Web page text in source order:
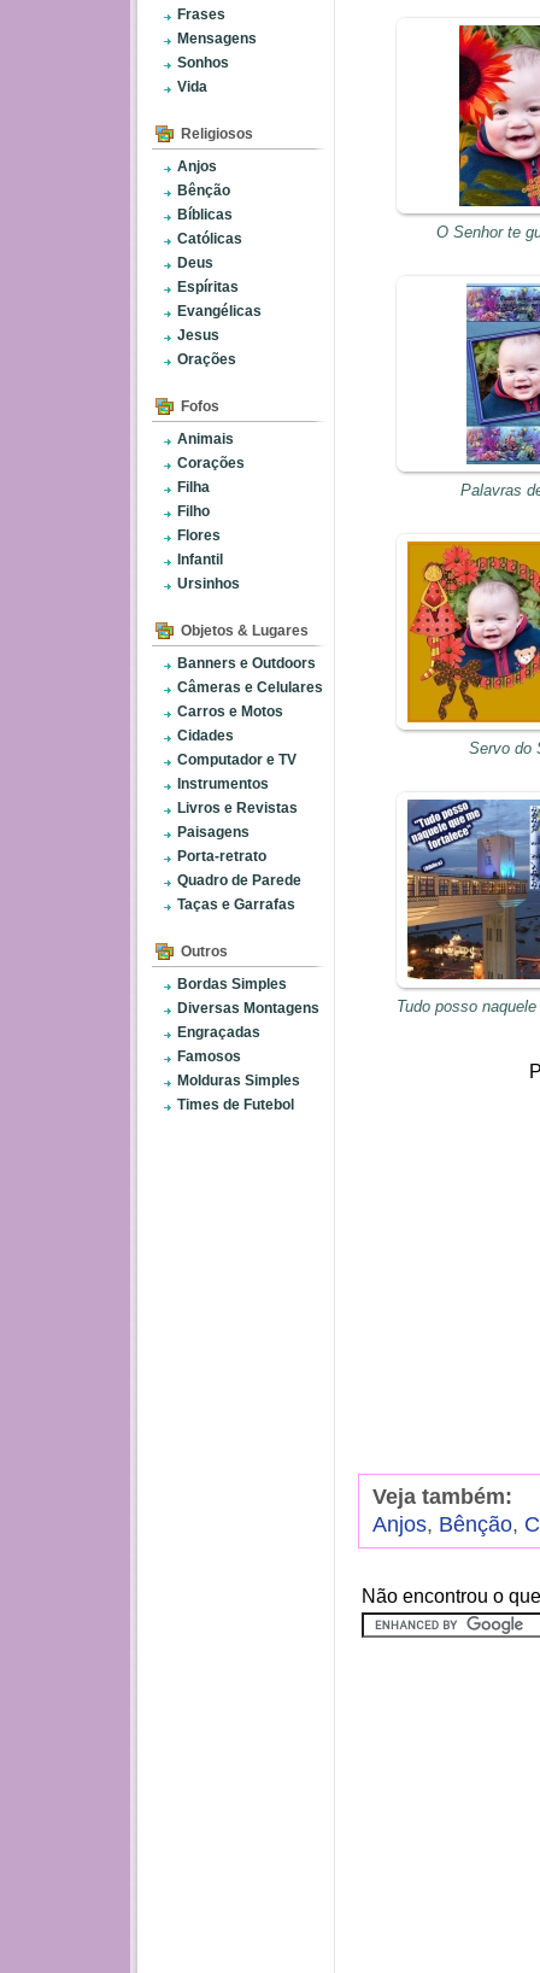
Frases
Mensagens
Sonhos
Vida
Religiosos
Anjos
Bênção
Bíblicas
Católicas
Deus
Espíritas
Evangélicas
Jesus
Orações
Fofos
Animais
Corações
Filha
Filho
Flores
Infantil
Ursinhos
Objetos & Lugares
Banners e Outdoors
Câmeras e Celulares
Carros e Motos
Cidades
Computador e TV
Instrumentos
Livros e Revistas
Paisagens
Porta-retrato
Quadro de Parede
Taças e Garrafas
Outros
Bordas Simples
Diversas Montagens
Engraçadas
Famosos
Molduras Simples
Times de Futebol
O Senhor te
Palavras
Servo do
Tudo posso
Veja também:
Anjos, Bênção,
Não encontrou o